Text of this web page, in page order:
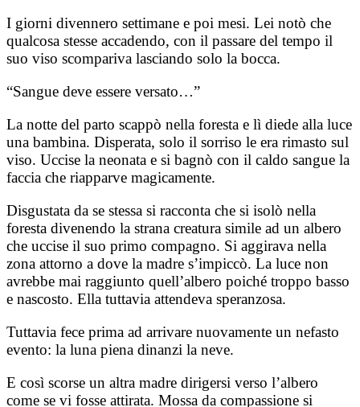
I giorni divennero settimane e poi mesi. Lei notò che
qualcosa stesse accadendo, con il passare del tempo il
suo viso scompariva lasciando solo la bocca.
“Sangue deve essere versato…”
La notte del parto scappò nella foresta e lì diede alla luce
una bambina. Disperata, solo il sorriso le era rimasto sul
viso. Uccise la neonata e si bagnò con il caldo sangue la
faccia che riapparve magicamente.
Disgustata da se stessa si racconta che si isolò nella
foresta divenendo la strana creatura simile ad un albero
che uccise il suo primo compagno. Si aggirava nella
zona attorno a dove la madre s’impiccò. La luce non
avrebbe mai raggiunto quell’albero poiché troppo basso
e nascosto. Ella tuttavia attendeva speranzosa.
Tuttavia fece prima ad arrivare nuovamente un nefasto
evento: la luna piena dinanzi la neve.
E così scorse un altra madre dirigersi verso l’albero
come se vi fosse attirata. Mossa da compassione si